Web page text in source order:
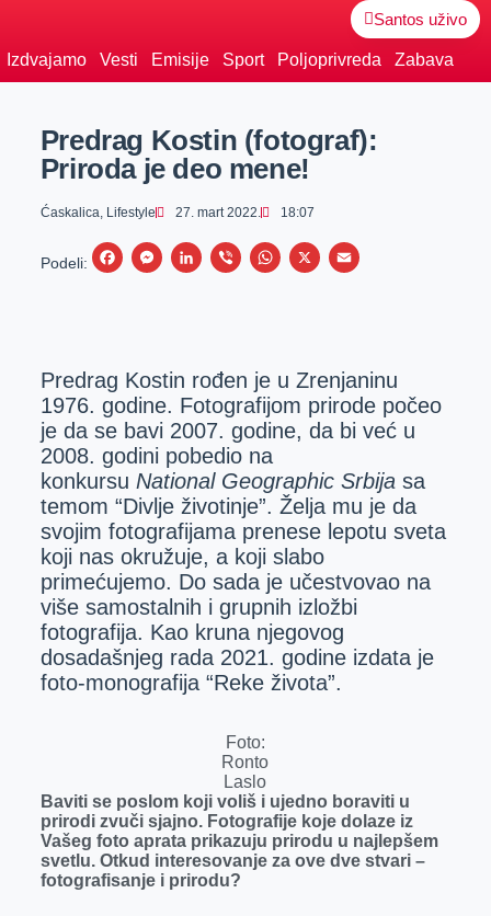
Santos uživo
Izdvajamo Vesti Emisije Sport Poljoprivreda Zabava
Predrag Kostin (fotograf):
Priroda je deo mene!
Ćaskalica, Lifestyle 27. mart 2022. 18:07
Podeli:
F
b
o
o
M
e
n
g
e
r
L
e
d
I
V
r
W
s
A
p
X
E
l
Predrag Kostin rođen je u Zrenjaninu
1976. godine. Fotografijom prirode počeo
je da se bavi 2007. godine, da bi već u
2008. godini pobedio na
konkursu National Geographic Srbijasa
temom “Divlje životinje”. Želja mu je da
svojim fotografijama prenese lepotu sveta
koji nas okružuje, a koji slabo
primećujemo. Do sada je učestvovao na
više samostalnih i grupnih izložbi
fotografija. Kao kruna njegovog
dosadašnjeg rada 2021. godine izdata je
foto-monografija “Reke života”.
Foto:
Ronto
Laslo
Baviti se poslom koji voliš i ujedno boraviti u
prirodi zvuči sjajno. Fotografije koje dolaze iz
Vašeg foto aprata prikazuju prirodu u najlepšem
svetlu. Otkud interesovanje za ove dve stvari –
fotografisanje i prirodu?